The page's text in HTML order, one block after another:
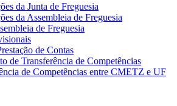
da Junta de Freguesia
da Assembleia de Freguesia
de Freguesia
de Contas
de Transferência de Competências
de Competências entre CMETZ e UF